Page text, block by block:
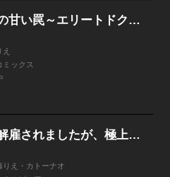
契約結婚の甘い罠～エリートドクターと恋する蜜月～【分冊版】
ミックス
人違いで解雇されましたが、極上御曹司に拾われ溺愛されたので幸せです！
りえ・カトーナオ